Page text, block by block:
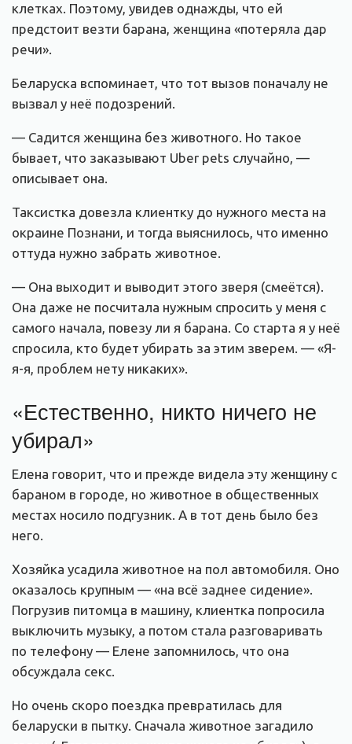
клетках. Поэтому, увидев однажды, что ей
предстоит везти барана, женщина «потеряла дар
речи».
Беларуска вспоминает, что тот вызов поначалу не
вызвал у неё подозрений.
— Садится женщина без животного. Но такое
бывает, что заказывают Uber pets случайно, —
описывает она.
Таксистка довезла клиентку до нужного места на
окраине Познани, и тогда выяснилось, что именно
оттуда нужно забрать животное.
— Она выходит и выводит этого зверя (смеётся).
Она даже не посчитала нужным спросить у меня с
самого начала, повезу ли я барана. Со старта я у неё
спросила, кто будет убирать за этим зверем. — «Я-
я-я, проблем нету никаких».
«Естественно, никто ничего не
убирал»
Елена говорит, что и прежде видела эту женщину с
бараном в городе, но животное в общественных
местах носило подгузник. А в тот день было без
него.
Хозяйка усадила животное на пол автомобиля. Оно
оказалось крупным — «на всё заднее сидение».
Погрузив питомца в машину, клиентка попросила
выключить музыку, а потом стала разговаривать
по телефону — Елене запомнилось, что она
обсуждала секс.
Но очень скоро поездка превратилась для
беларуски в пытку. Сначала животное загадило